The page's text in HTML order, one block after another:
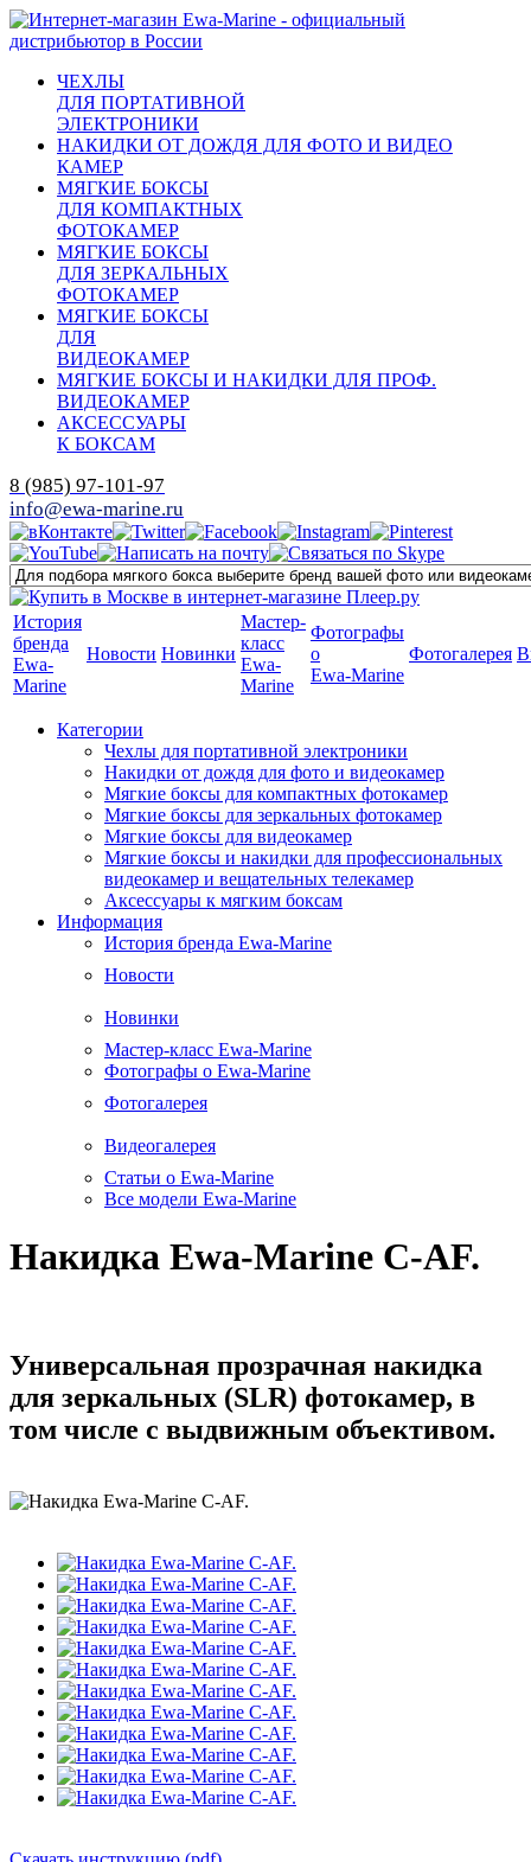
ЧЕХЛЫ
ДЛЯ ПОРТАТИВНОЙ
ЭЛЕКТРОНИКИ
НАКИДКИ ОТ ДОЖДЯ ДЛЯ ФОТО И ВИДЕО
КАМЕР
МЯГКИЕ БОКСЫ
ДЛЯ КОМПАКТНЫХ
ФОТОКАМЕР
МЯГКИЕ БОКСЫ
ДЛЯ ЗЕРКАЛЬНЫХ
ФОТОКАМЕР
МЯГКИЕ БОКСЫ
ДЛЯ
ВИДЕОКАМЕР
МЯГКИЕ БОКСЫ И НАКИДКИ ДЛЯ ПРОФ.
ВИДЕОКАМЕР
АКСЕССУАРЫ
К БОКСАМ
8 (985) 97-101-97
info@ewa-marine.ru
История
бренда
Ewa-
Marine
Новости Новинки
Мастер-
класс
Ewa-
Marine
Фотографы
о
Ewa-Marine
Фотогалерея
Категории
Чехлы для портативной электроники
Накидки от дождя для фото и видеокамер
Мягкие боксы для компактных фотокамер
Мягкие боксы для зеркальных фотокамер
Мягкие боксы для видеокамер
Мягкие боксы и накидки для профессиональных
видеокамер и вещательных телекамер
Аксессуары к мягким боксам
Информация
История бренда Ewa-Marine
Новости
Новинки
Мастер-класс Ewa-Marine
Фотографы о Ewa-Marine
Фотогалерея
Видеогалерея
Статьи о Ewa-Marine
Все модели Ewa-Marine
Накидка Ewa-Marine C-AF.
Универсальная прозрачная накидка
для зеркальных (SLR) фотокамер, в
том числе с выдвижным объективом.